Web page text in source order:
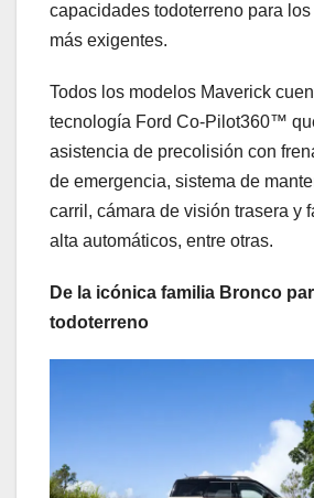
capacidades todoterreno para
más exigentes.
Todos los modelos Maverick
tecnología Ford Co-Pilot360™
asistencia de precolisión con
de emergencia, sistema de
carril, cámara de visión trasera y
alta automáticos, entre otras.
De la icónica familia Bronco
todoterreno